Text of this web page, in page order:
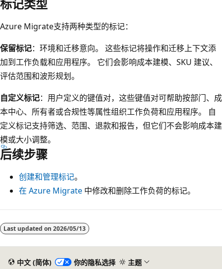
标记类型
Azure Migrate支持两种类型的标记：
保留标记：环境和迁移意向。 这些标记将操作和迁移上下文添
加到工作负载和应用程序。 它们会影响成本建模、SKU 建议、
评估范围和波形规划。
自定义标记：用户定义的键值对，这些键值对可帮助按部门、成
本中心、所有者或合规性等属性组织工作负荷和应用程序。 自
定义标记支持筛选、范围、退款和报告，但它们不会影响成本建
模或大小调整。
后续步骤
创建和管理标记。
在 Azure Migrate 中修改和删除工作负荷的标记。
阅
读Last updated on 2026/05/13
中文 (简体) 你的隐私选择 主题